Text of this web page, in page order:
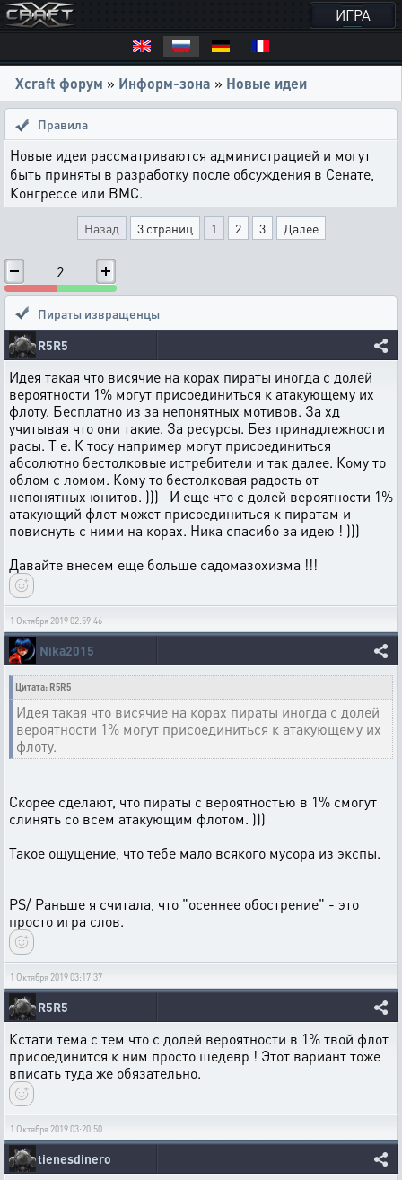
ИГРА
Xcraft форум » Информ-зона » Новые идеи
Правила
Новые идеи рассматриваются администрацией и могут
быть приняты в разработку после обсуждения в Сенате,
Конгрессе или ВМС.
Назад 3 страниц 1 2 3 Далее
2
Пираты извращенцы
R5R5
Идея такая что висячие на корах пираты иногда с долей
вероятности 1% могут присоединиться к атакующему их
флоту. Бесплатно из за непонятных мотивов. За хд
учитывая что они такие. За ресурсы. Без принадлежности
расы. Т е. К тосу например могут присоединиться
абсолютно бестолковые истребители и так далее. Кому то
облом с ломом. Кому то бестолковая радость от
непонятных юнитов. ))) И еще что с долей вероятности 1%
атакующий флот может присоединиться к пиратам и
повиснуть с ними на корах. Ника спасибо за идею ! )))
Давайте внесем еще больше садомазохизма !!!
1 Октября 2019 02:59:46
Nika2015
Цитата: R5R5
Идея такая что висячие на корах пираты иногда с долей
вероятности 1% могут присоединиться к атакующему их
флоту.
Скорее сделают, что пираты с вероятностью в 1% смогут
слинять со всем атакующим флотом. )))
Такое ощущение, что тебе мало всякого мусора из экспы.
PS/ Раньше я считала, что "осеннее обострение" - это
просто игра слов.
1 Октября 2019 03:17:37
R5R5
Кстати тема с тем что с долей вероятности в 1% твой флот
присоединится к ним просто шедевр ! Этот вариант тоже
вписать туда же обязательно.
1 Октября 2019 03:20:50
tienesdinero